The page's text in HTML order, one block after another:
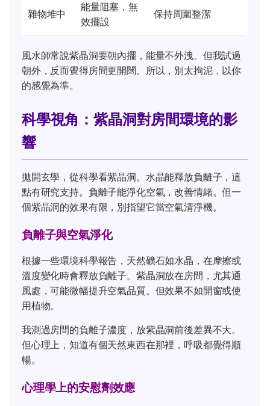
雜物堆中
能量阻塞，無
效擺設
保持周圍整潔
風水師常說紫晶洞要朝內擺，能量不外洩。但我試過
朝外，反而覺得房間更開闊。所以，別太拘泥，以你
的感覺為準。
科學視角：紫晶洞對房間環境的影
響
拋開玄學，從科學看紫晶洞。水晶能釋放負離子，這
點有研究支持。負離子能淨化空氣，改善情緒。但一
個紫晶洞的效果有限，別指望它當空氣清淨機。
負離子與空氣淨化
根據一些環境科學報告，天然礦石如水晶，在摩擦或
溫度變化時會釋放負離子。紫晶洞放在房間，尤其通
風處，可能微幅提升空氣品質。但效果不如開窗或使
用植物。
我測過房間的負離子濃度，放紫晶洞前後差異不大。
但心理上，知道有個天然東西在那裡，呼吸都覺得順
暢。
心理學上的安慰劑效應